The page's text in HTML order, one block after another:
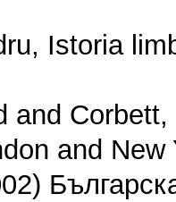
Istoria
and
and New